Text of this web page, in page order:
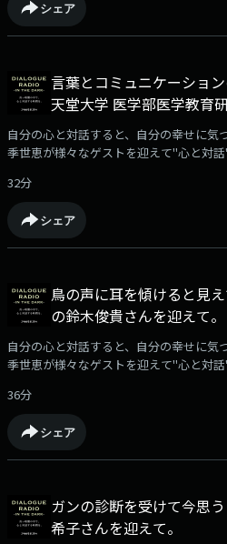
シェア
言葉とコミュニケーショ
天堂大学 医学部医学教育
迎えて。
自分の心と対話すると、自分の幸せに
季世恵が様々なゲストを迎えて"心と対
32分
シェア
鳥の声に耳を傾けると見
の鈴木俊貴さんを迎えて。
自分の心と対話すると、自分の幸せに
季世恵が様々なゲストを迎えて"心と対
36分
シェア
ガンの診断を受けて今思
希子さんを迎えて。